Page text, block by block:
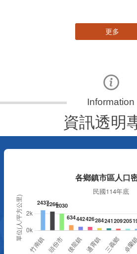
更多
資訊透明